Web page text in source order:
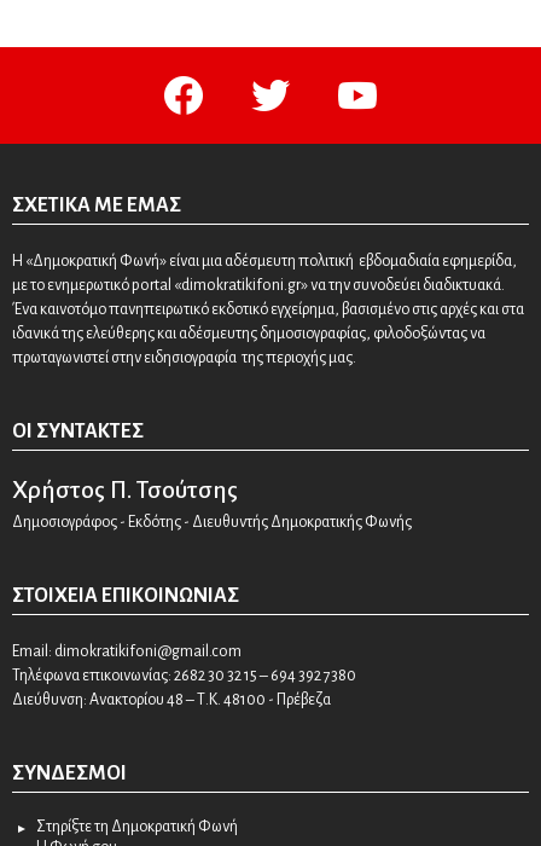
facebook twitter youtube
ΣΧΕΤΙΚΆ ΜΕ ΕΜΆΣ
Η «Δημοκρατική Φωνή» είναι μια αδέσμευτη πολιτική εβδομαδιαία εφημερίδα,
με το ενημερωτικό portal «dimokratikifoni.gr» να την συνοδεύει διαδικτυακά.
Ένα καινοτόμο πανηπειρωτικό εκδοτικό εγχείρημα, βασισμένο στις αρχές και στα
ιδανικά της ελεύθερης και αδέσμευτης δημοσιογραφίας, φιλοδοξώντας να
πρωταγωνιστεί στην ειδησιογραφία της περιοχής μας.
ΟΙ ΣΥΝΤΆΚΤΕΣ
Χρήστος Π. Τσούτσης
Δημοσιογράφος - Εκδότης - Διευθυντής Δημοκρατικής Φωνής
ΣΤΟΙΧΕΊΑ ΕΠΙΚΟΙΝΩΝΊΑΣ
Email: dimokratikifoni@gmail.com
Τηλέφωνα επικοινωνίας: 2682 30 32 15 – 694 392 7380
Διεύθυνση: Ανακτορίου 48 – Τ.Κ. 48100 - Πρέβεζα
ΣΎΝΔΕΣΜΟΙ
Στηρίξτε τη Δημοκρατική Φωνή